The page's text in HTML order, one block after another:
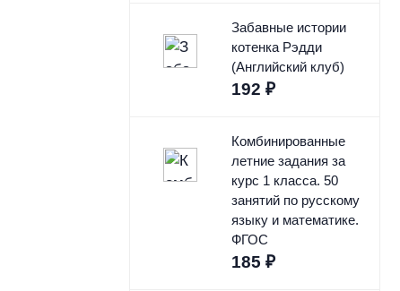
Забавные истории
котенка Рэдди
(Английский клуб)
192 ₽
Комбинированные
летние задания за
курс 1 класса. 50
занятий по русскому
языку и математике.
ФГОС
185 ₽